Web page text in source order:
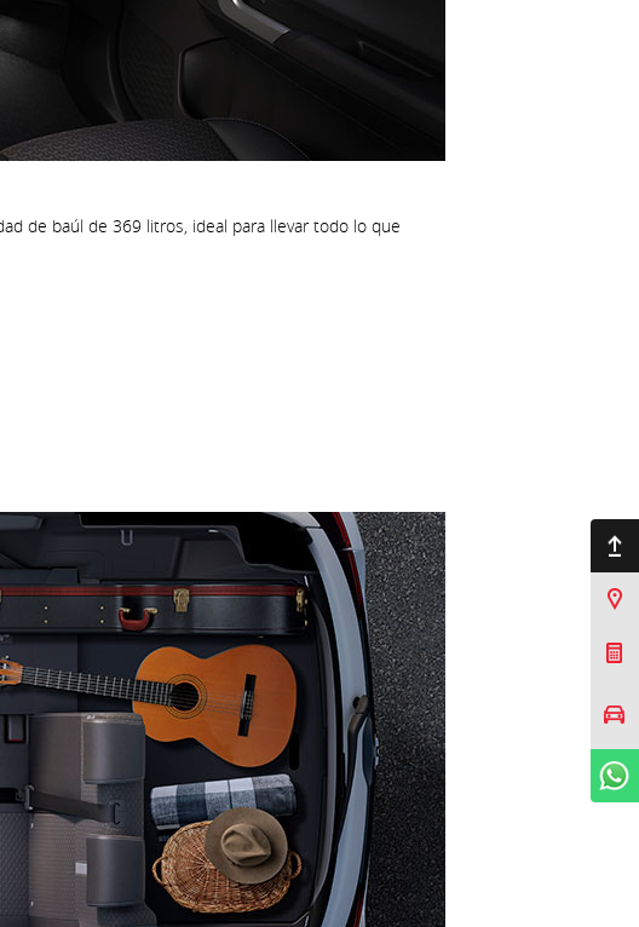
de baúl de 369 litros, ideal para llevar todo lo que
Ir arriba
Sucursales
Cotizar Mi Toyota
Agendar prueba de
manejo
WhatsApp